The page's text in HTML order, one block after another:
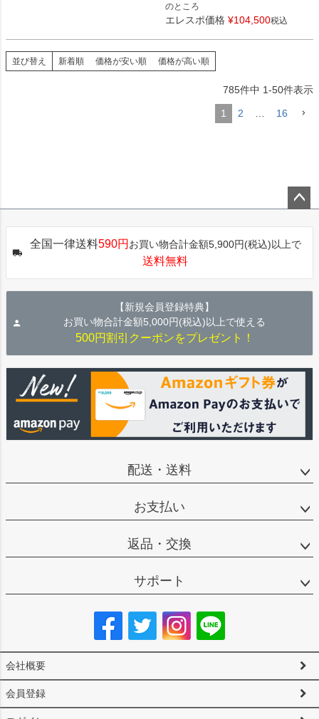
のところ
エレスポ価格 ¥104,500税込
並び替え 新着順 価格が安い順 価格が高い順
785件中 1-50件表示
1 2 16
ップ
全国一律送料590円 お買い物合計金額5,900円(税込)以上で
送料無料
【新規会員登録特典】
お買い物合計金額5,000円(税込)以上で使える
500円割引クーポンをプレゼント！
配送・送料
お支払い
返品・交換
サポート
会社概要
会員登録